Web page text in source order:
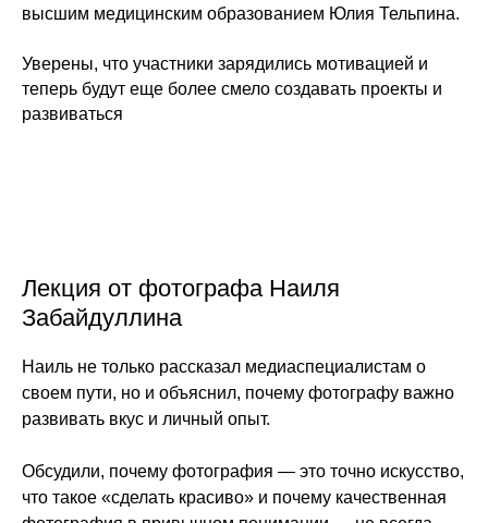
высшим медицинским образованием Юлия Тельпина.
Уверены, что участники зарядились мотивацией и
теперь будут еще более смело создавать проекты и
развиваться
Лекция от фотографа Наиля
Забайдуллина
Наиль не только рассказал медиаспециалистам о
своем пути, но и объяснил, почему фотографу важно
развивать вкус и личный опыт.
Обсудили, почему фотография — это точно искусство,
что такое «сделать красиво» и почему качественная